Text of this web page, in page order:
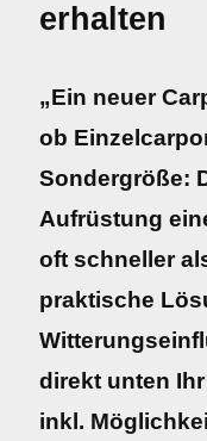
erhalten
„Ein neuer
ob
Sondergröße:
Aufrüstung
oft schneller
praktische
direkt unten
inkl.